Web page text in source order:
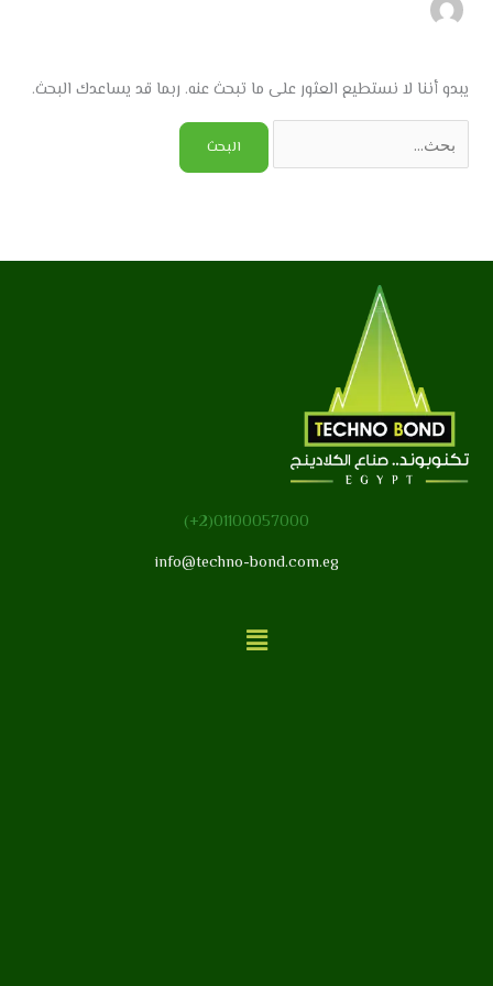
يبدو أننا لا نستطيع العثور على ما تبحث عنه. ربما قد يساعدك البحث.
01100057000(2+)
info@techno-bond.com.eg
القائمة